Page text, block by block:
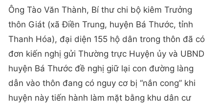
Ông Tào Văn Thành, Bí thư chi bộ kiêm Trưởng
thôn Giát (xã Điền Trung, huyện Bá Thước, tỉnh
Thanh Hóa), đại diện 155 hộ dân trong thôn đã có
đơn kiến nghị gửi Thường trực Huyện ủy và UBND
huyện Bá Thước đề nghị giữ lại con đường làng
dẫn vào thôn đang có nguy cơ bị “nắn cong” khi
huyện này tiến hành làm mặt bằng khu dân cư